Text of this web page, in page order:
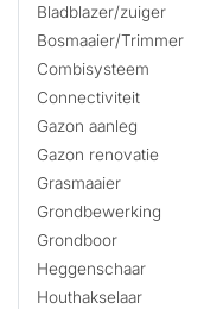
Bladblazer/zuiger
Bosmaaier/Trimmer
Combisysteem
Connectiviteit
Gazon aanleg
Gazon renovatie
Grasmaaier
Grondbewerking
Grondboor
Heggenschaar
Houthakselaar